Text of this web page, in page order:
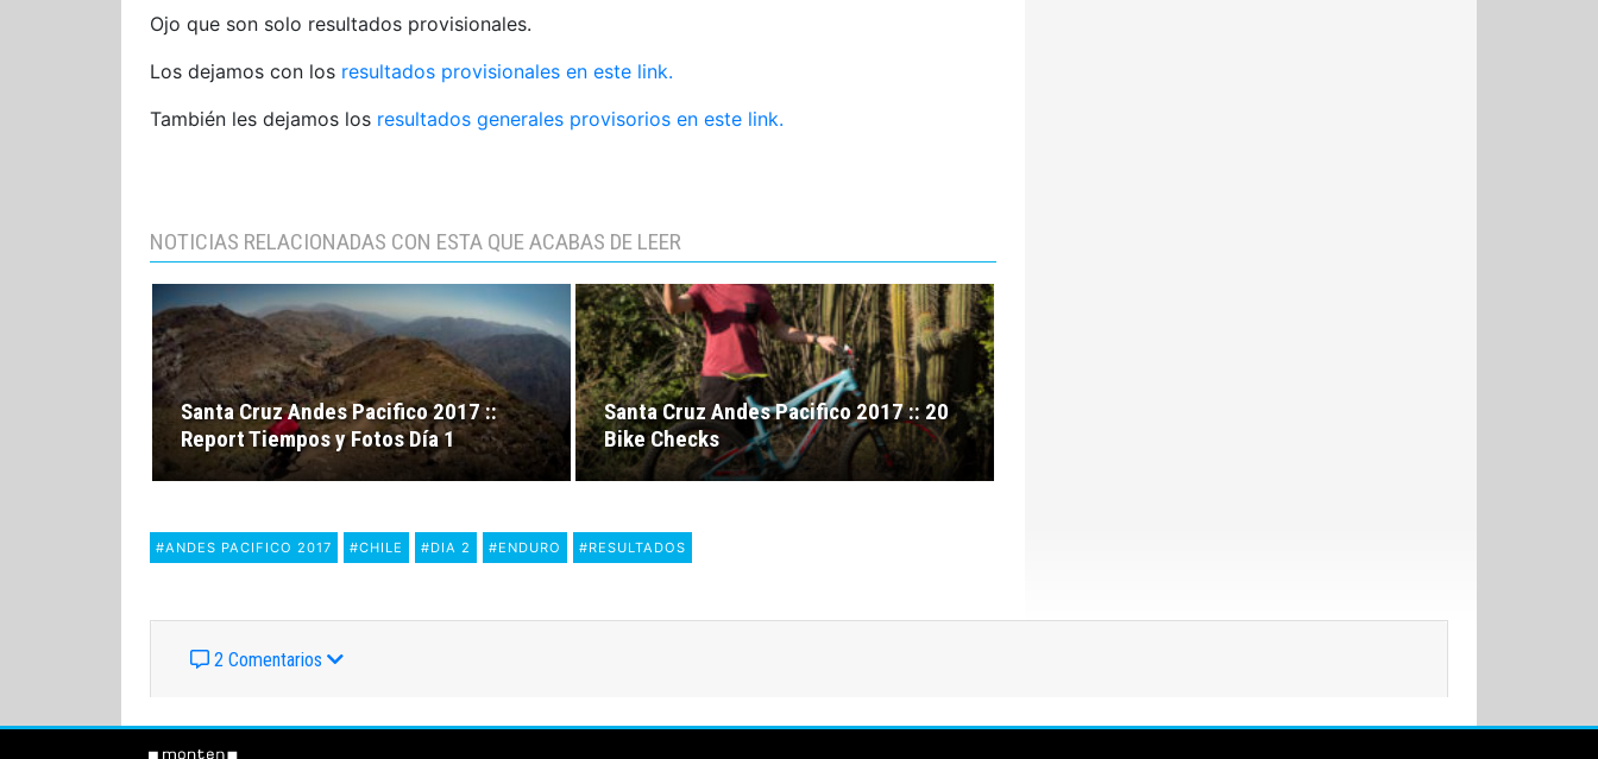
Ojo que son solo resultados provisionales.
Los dejamos con los resultados provisionales en este link.
También les dejamos los resultados generales provisorios en este link.
NOTICIAS RELACIONADAS CON ESTA QUE ACABAS DE LEER
Santa Cruz Andes Pacifico 2017 ::
Report Tiempos y Fotos Día 1
Santa Cruz Andes Pacifico 2017 :: 20
Bike Checks
#ANDES PACIFICO 2017 #CHILE #DIA 2 #ENDURO #RESULTADOS
2 Comentarios